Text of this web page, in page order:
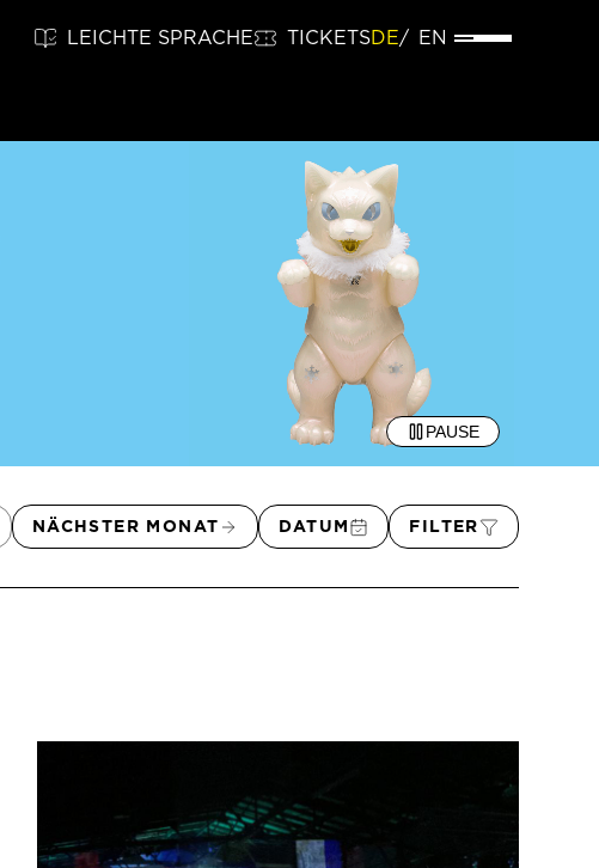
LEICHTE SPRACHE TICKETSDE EN
PAUSE
NÄCHSTER MONAT DATUM FILTER